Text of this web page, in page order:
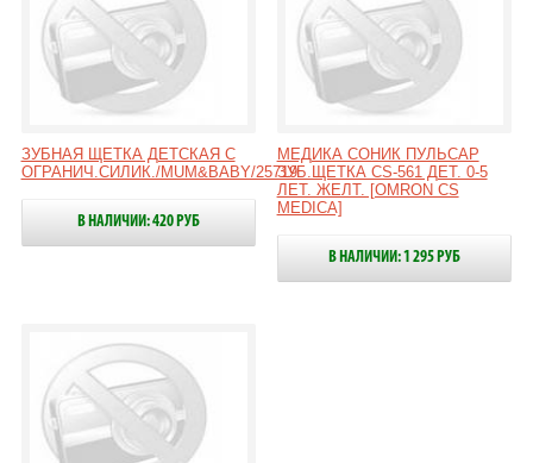
ЗУБНАЯ ЩЕТКА ДЕТСКАЯ С
ОГРАНИЧ.СИЛИК./MUM&BABY/25719
В НАЛИЧИИ: 420 РУБ
МЕДИКА СОНИК ПУЛЬСАР
ЗУБ.ЩЕТКА CS-561 ДЕТ. 0-5
ЛЕТ. ЖЕЛТ. [OMRON CS
MEDICA]
В НАЛИЧИИ: 1 295 РУБ